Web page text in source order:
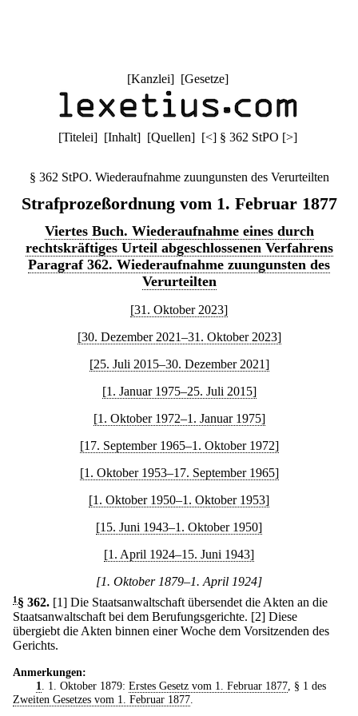
[Kanzlei] [Gesetze]
[Titelei] [Inhalt] [Quellen] [<] § 362 StPO [>]
§ 362 StPO. Wiederaufnahme zuungunsten des Verurteilten
Strafprozeßordnung vom 1. Februar 1877
Viertes Buch. Wiederaufnahme eines durch
rechtskräftiges Urteil abgeschlossenen Verfahrens
Paragraf 362. Wiederaufnahme zuungunsten des
Verurteilten
[31. Oktober 2023]
[30. Dezember 2021–31. Oktober 2023]
[25. Juli 2015–30. Dezember 2021]
[1. Januar 1975–25. Juli 2015]
[1. Oktober 1972–1. Januar 1975]
[17. September 1965–1. Oktober 1972]
[1. Oktober 1953–17. September 1965]
[1. Oktober 1950–1. Oktober 1953]
[15. Juni 1943–1. Oktober 1950]
[1. April 1924–15. Juni 1943]
[1. Oktober 1879–1. April 1924]
1 § 362. [1] Die Staatsanwaltschaft übersendet die Akten an die
Staatsanwaltschaft bei dem Berufungsgerichte. [2] Diese
übergiebt die Akten binnen einer Woche dem Vorsitzenden des
Gerichts.
Anmerkungen:
1
. 1. Oktober 1879: Erstes Gesetz vom 1. Februar 1877, § 1 des
Zweiten Gesetzes vom 1. Februar 1877